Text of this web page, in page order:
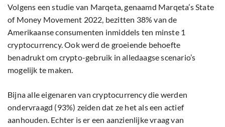
Volgens een studie van Marqeta, genaamd Marqeta’s State
of Money Movement 2022, bezitten 38% van de
Amerikaanse consumenten inmiddels ten minste 1
cryptocurrency. Ook werd de groeiende behoefte
benadrukt om crypto-gebruik in alledaagse scenario’s
mogelijk te maken.
Bijna alle eigenaren van cryptocurrency die werden
ondervraagd (93%) zeiden dat ze het als een actief
aanhouden. Echter is er een aanzienlijke vraag van